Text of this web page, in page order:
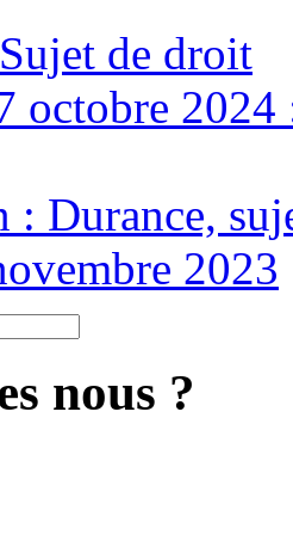
de droit
octobre 2024
: Durance,
2023
nous ?